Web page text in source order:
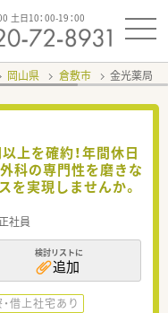
土日10：00-19：00
岡山県 倉敷市 金光薬局
上を確約！年間休日
科の専門性を磨きな
を実現しませんか。
社員
検討リストに
追加
・借上社宅あり